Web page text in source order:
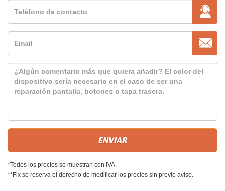
*Todos los precios se muestran con IVA.
**Fix se reserva el derecho de modificar los precios sin previo aviso.